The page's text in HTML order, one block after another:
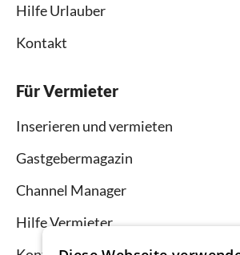
Hilfe Urlauber
Kontakt
Für Vermieter
Inserieren und vermieten
Gastgebermagazin
Channel Manager
Hilfe Vermieter